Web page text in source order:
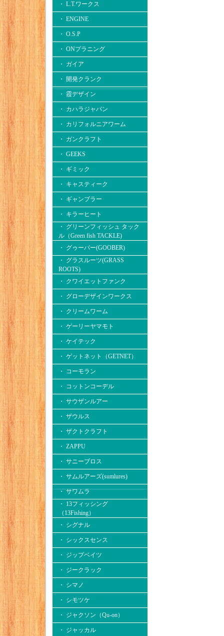
・ L.T.ワークス
・ ENGINE
・ O.S.P
・ ONプラニング
・ ガイア
・ 開発クランク
・ 霞デザイン
・ カハラジャパン
・ カリフォルニアワーム
・ ガンクラフト
・ GEEKS
・ ギミック
・ キャスティーク
・ ギャンブラー
・ キラーヒート
・ グリーンフィッシュ タック
ル（Green fish TACKLE)
・ グゥーバー(GOOBER)
・ グラスルーツ(GRASS
ROOTS)
・ クワイエットファンク
・ グローデザインワークス
・ クリームワーム
・ ゲーリーヤマモト
・ ケイテック
・ ゲットネット（GETNET）
・ コーモラン
・ コットンコーデル
・ サウザンルアー
・ ザウルス
・ ザクトクラフト
・ ZAPPU
・ サニーブロス
・ サムルアーズ(sumlures)
・ サワムラ
・ 13フィッシング
（13Fishing）
・ シグナル
・ シックスセンス
・ ジップベイツ
・ ジークラック
・ シマノ
・ シモツケ
・ ジャクソン（Qu-on）
・ ジャッカル